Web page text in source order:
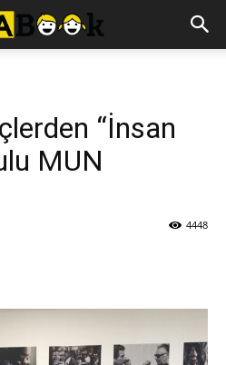
“İnsan
MUN
4448